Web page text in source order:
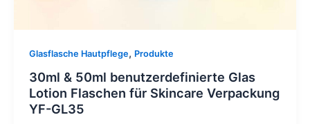
Glasflasche Hautpflege, Produkte
30ml & 50ml benutzerdefinierte Glas
Lotion Flaschen für Skincare Verpackung
YF-GL35